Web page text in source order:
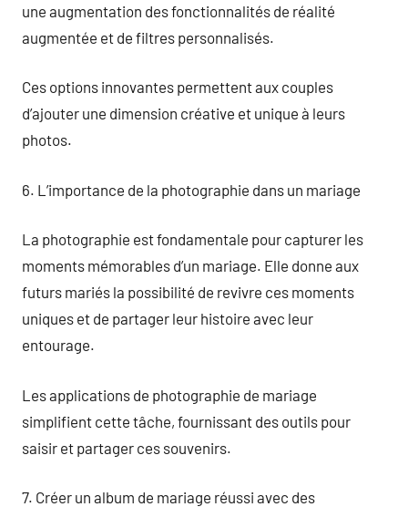
une augmentation des fonctionnalités de réalité
augmentée et de filtres personnalisés.
Ces options innovantes permettent aux couples
d’ajouter une dimension créative et unique à leurs
photos.
6. L’importance de la photographie dans un mariage
La photographie est fondamentale pour capturer les
moments mémorables d’un mariage. Elle donne aux
futurs mariés la possibilité de revivre ces moments
uniques et de partager leur histoire avec leur
entourage.
Les applications de photographie de mariage
simplifient cette tâche, fournissant des outils pour
saisir et partager ces souvenirs.
7. Créer un album de mariage réussi avec des